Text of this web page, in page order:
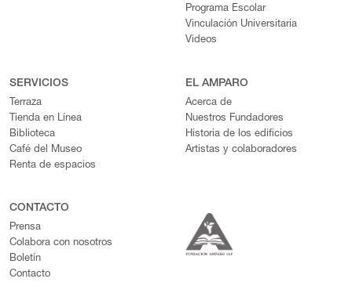
Programa Escolar
Vinculación Universitaria
Videos
SERVICIOS
Terraza
Tienda en Línea
Biblioteca
Café del Museo
Renta de espacios
EL AMPARO
Acerca de
Nuestros Fundadores
Historia de los edificios
Artistas y colaboradores
CONTACTO
Prensa
Colabora con nosotros
Boletín
Contacto